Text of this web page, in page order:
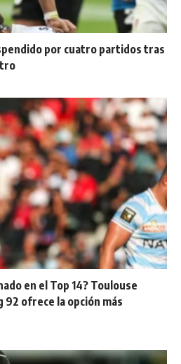
por cuatro partidos tras
en el Top 14? Toulouse
92 ofrece la opción más